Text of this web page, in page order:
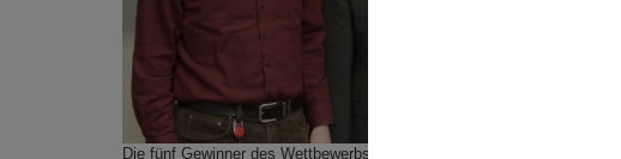
Die fünf Gewinner des Wettbewerbs „Dämmend Gewinnen“